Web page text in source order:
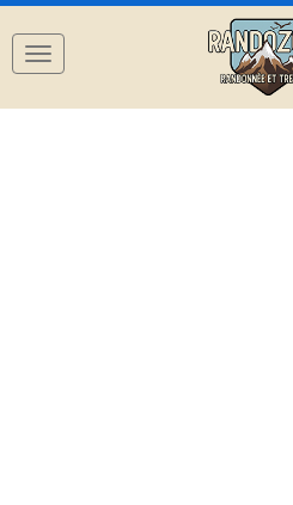
Navigation